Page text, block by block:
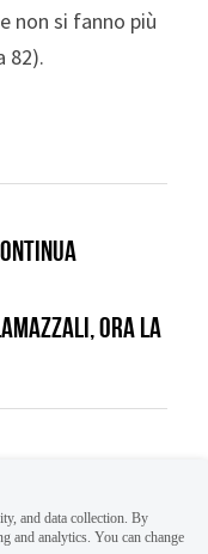
non si fanno più
82).
ora la
and data collection. By
and analytics. You can change